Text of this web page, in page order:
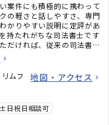
案件にも積極的に携わって
の軽さと話しやすさ、専門
かりやすい説明に定評があ
持たれがちな司法書士です
だければ、従来の司法書士
と変わるかと思います。ど
ください。
ムフ
地図・アクセス
土日祝日相談可